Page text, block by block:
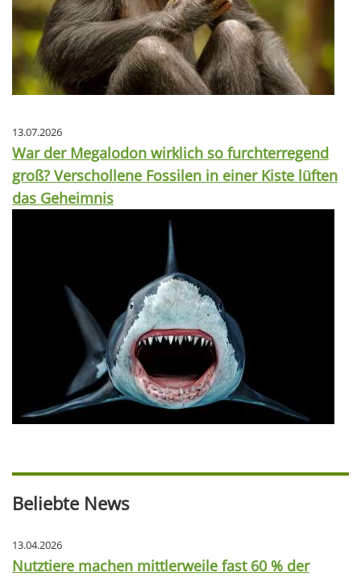
13.07.2026
War der Megalodon wirklich so furchterregend
groß? Verschollene Fossilen in einer Kiste lüften
das Geheimnis
Beliebte News
13.04.2026
Nutztiere machen mittlerweile fast 60 % der